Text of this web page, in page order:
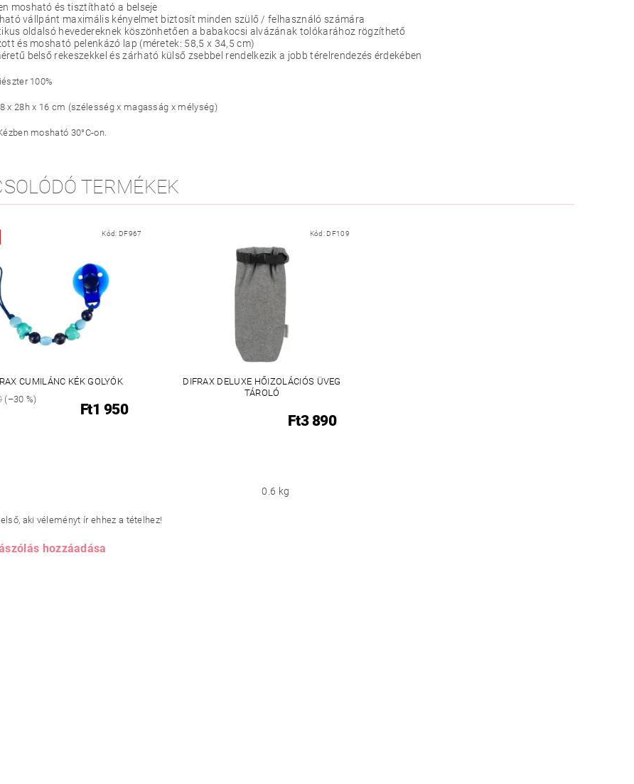
mosható és tisztítható a belseje
vállpánt maximális kényelmet biztosít minden szülő / felhasználó számára
oldalsó hevedereknek köszönhetően a babakocsi alvázának tolókarához rögzíthető
és mosható pelenkázó lap (méretek: 58,5 x 34,5 cm)
belső rekeszekkel és zárható külső zsebbel rendelkezik a jobb térelrendezés érdekében
100%
x 28h x 16 cm (szélesség x magasság x mélység)
mosható 30°C-on.
TERMÉKEK
Kód: DF967
CUMILÁNC KÉK GOLYÓK
(–30 %)
Ft1 950
Kód: DF109
DIFRAX DELUXE HŐIZOLÁCIÓS ÜVEG
TÁROLÓ
Ft3 890
0.6 kg
aki véleményt ír ehhez a tételhez!
hozzáadása